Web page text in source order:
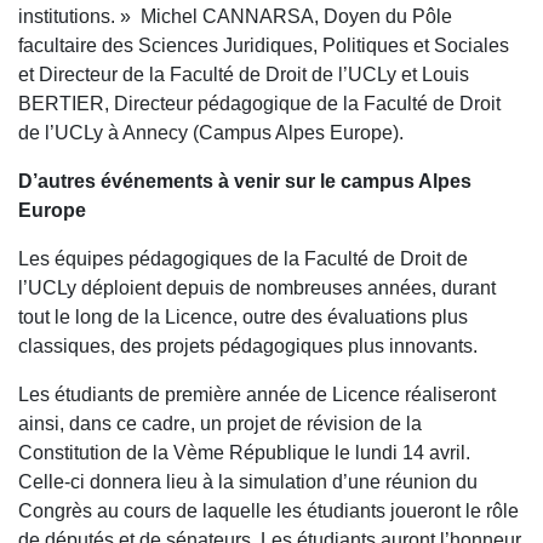
institutions. » Michel CANNARSA, Doyen du Pôle
facultaire des Sciences Juridiques, Politiques et Sociales
et Directeur de la Faculté de Droit de l’UCLy et Louis
BERTIER, Directeur pédagogique de la Faculté de Droit
de l’UCLy à Annecy (Campus Alpes Europe).
D’autres événements à venir sur le campus Alpes
Europe
Les équipes pédagogiques de la Faculté de Droit de
l’UCLy déploient depuis de nombreuses années, durant
tout le long de la Licence, outre des évaluations plus
classiques, des projets pédagogiques plus innovants.
Les étudiants de première année de Licence réaliseront
ainsi, dans ce cadre, un projet de révision de la
Constitution de la Vème République le lundi 14 avril.
Celle-ci donnera lieu à la simulation d’une réunion du
Congrès au cours de laquelle les étudiants joueront le rôle